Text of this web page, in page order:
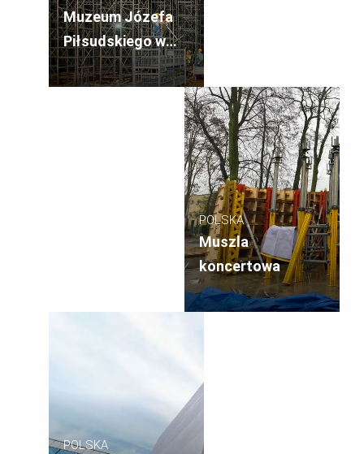
Muzeum Józefa
Piłsudskiego w
Sulejówku
POLSKA
Muszla
koncertowa
POLSKA